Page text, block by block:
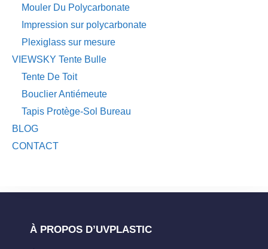
Mouler Du Polycarbonate
Impression sur polycarbonate
Plexiglass sur mesure
VIEWSKY Tente Bulle
Tente De Toit
Bouclier Antiémeute
Tapis Protège-Sol Bureau
BLOG
CONTACT
À PROPOS D’UVPLASTIC